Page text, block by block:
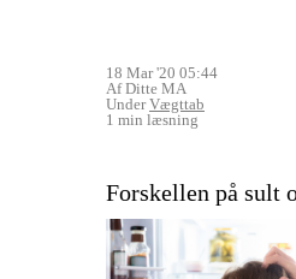
18 Mar '20 05:44
Af Ditte MA
UnderVægttab
1 min læsning
Forskellen på sult